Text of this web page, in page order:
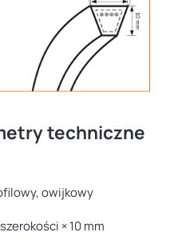
techniczne
owijkowy
× 10 mm